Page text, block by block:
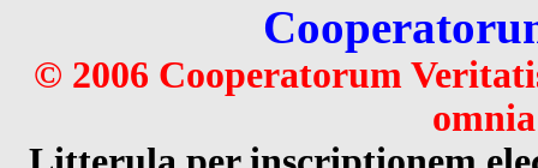
© 2006 Cooperatorum